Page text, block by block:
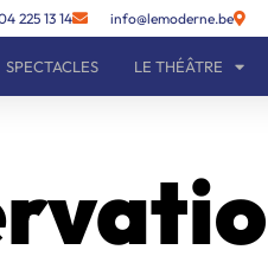
225 13 14 info@lemoderne.be
SPECTACLES LE THÉÂTRE